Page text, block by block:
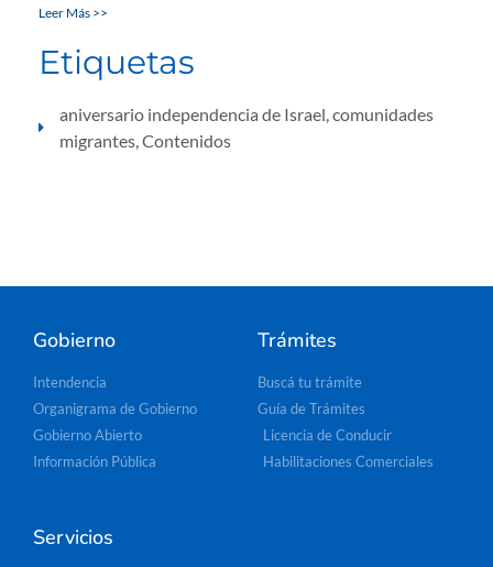
Leer Más >>
Etiquetas
aniversario independencia de Israel,comunidades
migrantes,Contenidos
Gobierno
Intendencia
Organigrama de Gobierno
Gobierno Abierto
Información Pública
Trámites
Buscá tu trámite
Guía de Trámites
Licencia de Conducir
Habilitaciones Comerciales
Servicios